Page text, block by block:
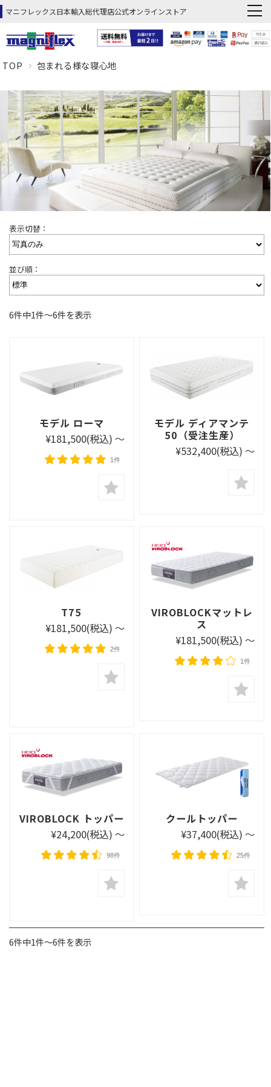
マニフレックス日本輸入総代理店公式オンラインストア
TOP 包まれる様な寝心地
表示切替：
並び順：
6件中1件〜6件を表示
モデル ローマ
¥181,500(税込) ～
1件
モデル ディアマンテ
50（受注生産）
¥532,400(税込) ～
T75
¥181,500(税込) ～
2件
VIROBLOCKマットレ
ス
¥181,500(税込) ～
1件
VIROBLOCK トッパー
¥24,200(税込) ～
98件
クールトッパー
¥37,400(税込) ～
25件
6件中1件〜6件を表示